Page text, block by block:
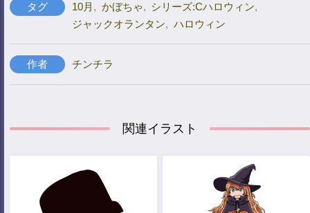
タグ 10月 , かぼちゃ, シリーズ:Cハロウィン,
ジャックオランタン, ハロウィン
作者 チンチラ
関連イラスト